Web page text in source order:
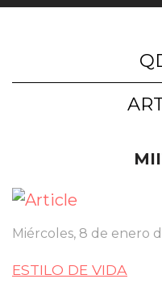
Miércoles, 8 de enero
ESTILO DE VIDA